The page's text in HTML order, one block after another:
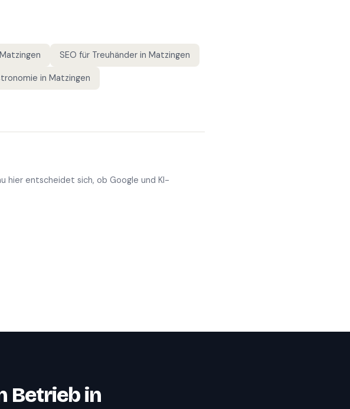
Matzingen SEO für Treuhänder in Matzingen
in Matzingen
hier entscheidet sich, ob Google und KI-
Betrieb in